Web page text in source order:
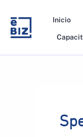
content
Inicio